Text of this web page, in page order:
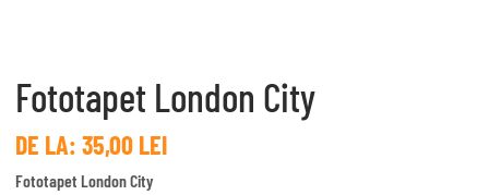
Fototapet London City
DE LA: 35,00 LEI
Fototapet London City